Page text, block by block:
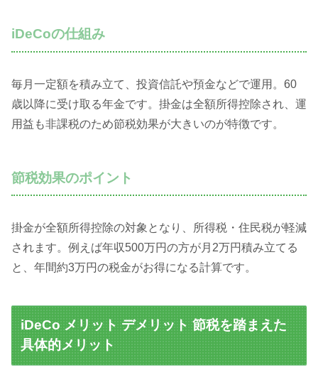
iDeCoの仕組み
毎月一定額を積み立て、投資信託や預金などで運用。60
歳以降に受け取る年金です。掛金は全額所得控除され、運
用益も非課税のため節税効果が大きいのが特徴です。
節税効果のポイント
掛金が全額所得控除の対象となり、所得税・住民税が軽減
されます。例えば年収500万円の方が月2万円積み立てる
と、年間約3万円の税金がお得になる計算です。
iDeCo メリット デメリット 節税を踏まえた
具体的メリット